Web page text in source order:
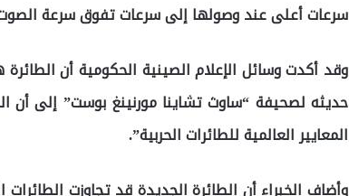
سرعات أعلى عند وصولها إلى سرعات تفوق سرعة
وقد أكدت وسائل الإعلام الصينية الحكومية أن
حديثه لصحيفة “ساوث تشاينا مورنينغ بوست” إلى
المعايير العالمية للطائرات الحربية”.